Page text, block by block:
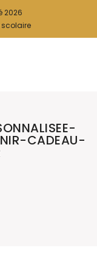
2026
scolaire
CADEAU-